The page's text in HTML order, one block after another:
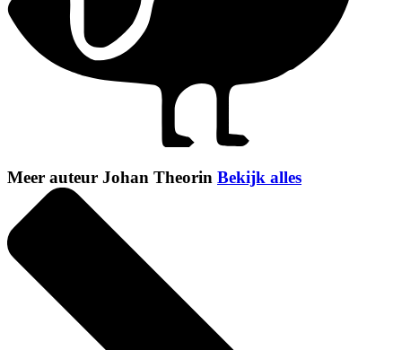
Meer auteur Johan Theorin Bekijk alles